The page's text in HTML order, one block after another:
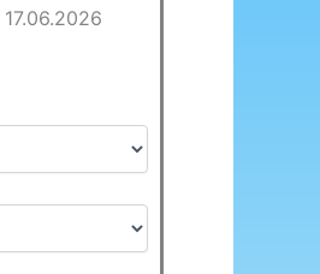
17.06.2026